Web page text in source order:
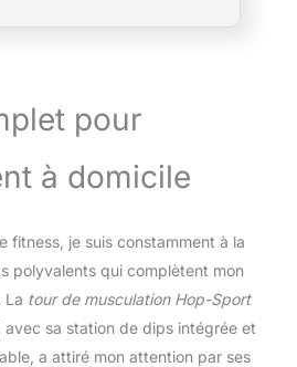
: La barre de traction
pour vous permettre de
complet de
et de musculation.
de 150 kg, une
stable et des
vous pouvez
d'entraînement en
glissement ni instabilité.
pour
à domicile
fitness, je suis constamment à la
polyvalents qui complètent mon
La tour de musculation Hop-Sport
avec sa station de dips intégrée et
a attiré mon attention par ses